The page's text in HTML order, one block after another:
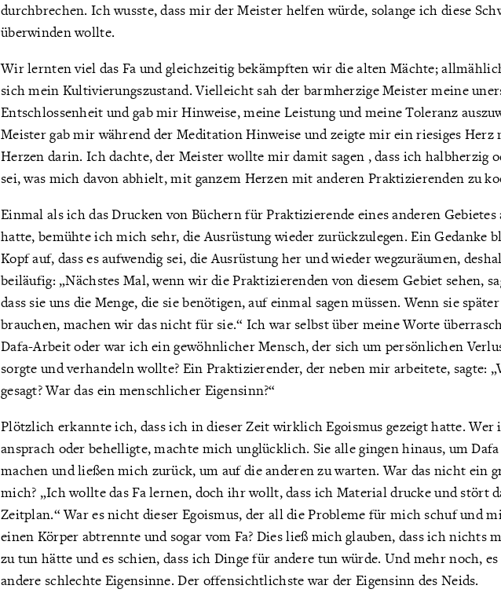
durchbrechen. Ich wusste, dass mir der Meister helfen würde, solange ich diese
überwinden wollte.
Wir lernten viel das Fa und gleichzeitig bekämpften wir die alten Mächte;
sich mein Kultivierungszustand. Vielleicht sah der barmherzige Meister meine
Entschlossenheit und gab mir Hinweise, meine Leistung und meine Toleranz
Meister gab mir während der Meditation Hinweise und zeigte mir ein riesiges
Herzen darin. Ich dachte, der Meister wollte mir damit sagen , dass ich halbherzig
sei, was mich davon abhielt, mit ganzem Herzen mit anderen Praktizierenden zu
Einmal als ich das Drucken von Büchern für Praktizierende eines anderen Gebietes
hatte, bemühte ich mich sehr, die Ausrüstung wieder zurückzulegen. Ein Gedanke
Kopf auf, dass es aufwendig sei, die Ausrüstung her und wieder wegzuräumen,
beiläufig: „Nächstes Mal, wenn wir die Praktizierenden von diesem Gebiet sehen,
dass sie uns die Menge, die sie benötigen, auf einmal sagen müssen. Wenn sie
brauchen, machen wir das nicht für sie.“ Ich war selbst über meine Worte
Dafa-Arbeit oder war ich ein gewöhnlicher Mensch, der sich um persönlichen
sorgte und verhandeln wollte? Ein Praktizierender, der neben mir arbeitete, sagte:
gesagt? War das ein menschlicher Eigensinn?“
Plötzlich erkannte ich, dass ich in dieser Zeit wirklich Egoismus gezeigt hatte.
ansprach oder behelligte, machte mich unglücklich. Sie alle gingen hinaus, um
machen und ließen mich zurück, um auf die anderen zu warten. War das nicht ein
mich? „Ich wollte das Fa lernen, doch ihr wollt, dass ich Material drucke und stört
Zeitplan.“ War es nicht dieser Egoismus, der all die Probleme für mich schuf und
einen Körper abtrennte und sogar vom Fa? Dies ließ mich glauben, dass ich nichts
zu tun hätte und es schien, dass ich Dinge für andere tun würde. Und mehr noch,
andere schlechte Eigensinne. Der offensichtlichste war der Eigensinn des Neids.